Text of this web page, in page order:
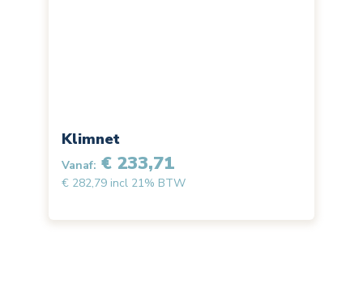
Klimnet
Vanaf: € 233,71
€ 282,79 incl 21% BTW